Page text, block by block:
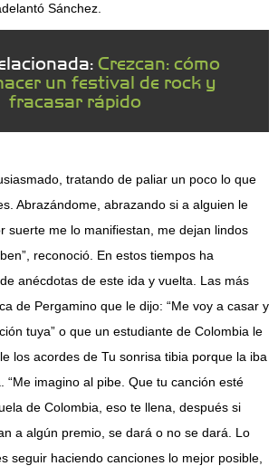
Sánchez.
Crezcan: cómo
un festival de rock y
fracasar rápido
tratando de paliar un poco lo que
Abrazándome, abrazando si a alguien le
suerte me lo manifiestan, me dejan lindos
reconoció. En estos tiempos ha
anécdotas de este ida y vuelta. Las más
de Pergamino que le dijo: “Me voy a casar y
tuya” o que un estudiante de Colombia le
los acordes de Tu sonrisa tibia porque la iba
“Me imagino al pibe. Que tu canción esté
de Colombia, eso te llena, después si
a algún premio, se dará o no se dará. Lo
seguir haciendo canciones lo mejor posible,